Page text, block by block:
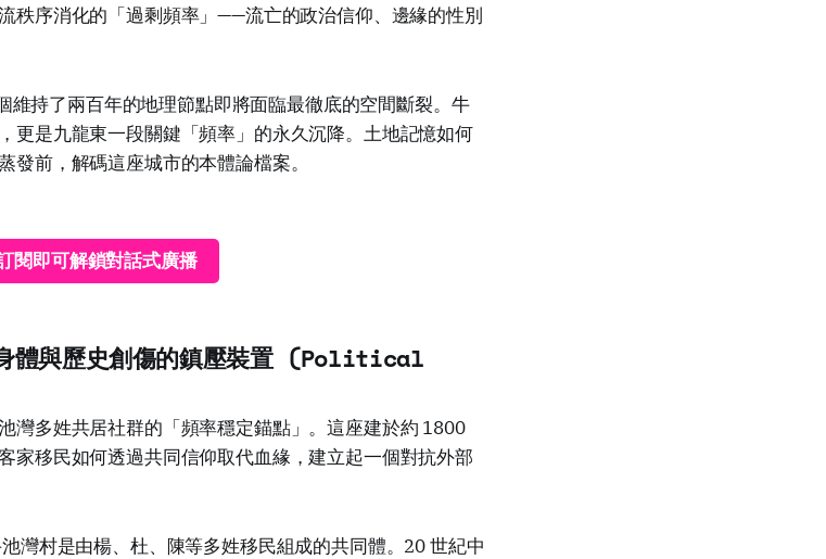
秩序消化的「過剩頻率」——流亡的政治信仰、邊緣的性別
維持了兩百年的地理節點即將面臨最徹底的空間斷裂。牛
更是九龍東一段關鍵「頻率」的永久沉降。土地記憶如何
發前，解碼這座城市的本體論檔案。
閱即可解鎖對話式廣播
身體與歷史創傷的鎮壓裝置 (Political
灣多姓共居社群的「頻率穩定錨點」。這座建於約 1800
家移民如何透過共同信仰取代血緣，建立起一個對抗外部
灣村是由楊、杜、陳等多姓移民組成的共同體。20 世紀中